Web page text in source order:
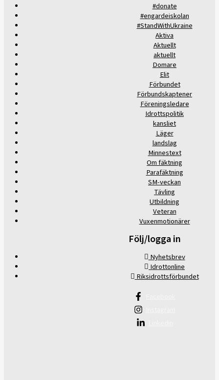
#donate
#engardeiskolan
#StandWithUkraine
Aktiva
Aktuellt
aktuellt
Domare
Elit
Förbundet
Förbundskaptener
Föreningsledare
Idrottspolitik
kansliet
Läger
landslag
Minnestext
Om fäktning
Parafäktning
SM-veckan
Tävling
Utbildning
Veteran
Vuxenmotionärer
Följ/logga in
Nyhetsbrev
Idrottonline
Riksidrottsförbundet